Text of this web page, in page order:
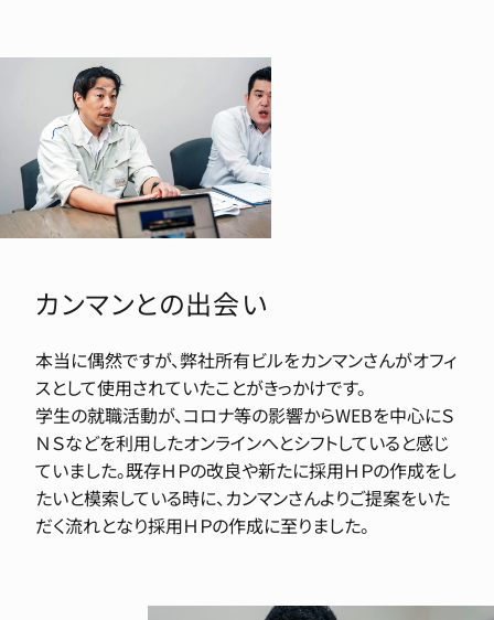
カンマンとの出会い
本当に偶然ですが、弊社所有ビルをカンマンさんがオフィ
スとして使用されていたことがきっかけです。
学生の就職活動が、コロナ等の影響からWEBを中心にＳ
ＮＳなどを利用したオンラインへとシフトしていると感じ
ていました。既存ＨＰの改良や新たに採用ＨＰの作成をし
たいと模索している時に、カンマンさんよりご提案をいた
だく流れとなり採用ＨＰの作成に至りました。